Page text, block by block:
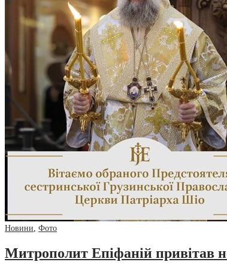
Новини, Фото
Митрополит Епіфаній привітав